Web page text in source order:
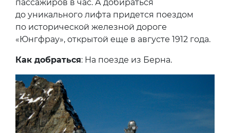
пассажиров в час. А добираться
до уникального лифта придется поездом
по исторической железной дороге
«Юнгфрау», открытой еще в августе 1912 года.
Как добраться: На поезде из Берна.